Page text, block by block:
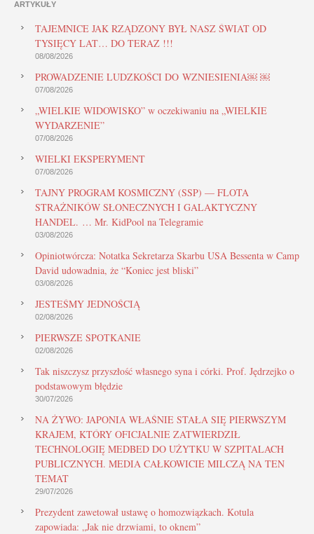
ARTYKUŁY
TAJEMNICE JAK RZĄDZONY BYŁ NASZ ŚWIAT OD
TYSIĘCY LAT… DO TERAZ !!!
08/08/2026
PROWADZENIE LUDZKOŚCI DO WZNIESIENIA￼ ￼
07/08/2026
„WIELKIE WIDOWISKO” w oczekiwaniu na „WIELKIE
WYDARZENIE”
07/08/2026
WIELKI EKSPERYMENT
07/08/2026
TAJNY PROGRAM KOSMICZNY (SSP) — FLOTA
STRAŻNIKÓW SŁONECZNYCH I GALAKTYCZNY
HANDEL. … Mr. KidPool na Telegramie
03/08/2026
Opiniotwórcza: Notatka Sekretarza Skarbu USA Bessenta w Camp
David udowadnia, że “Koniec jest bliski”
03/08/2026
JESTEŚMY JEDNOŚCIĄ
02/08/2026
PIERWSZE SPOTKANIE
02/08/2026
Tak niszczysz przyszłość własnego syna i córki. Prof. Jędrzejko o
podstawowym błędzie
30/07/2026
NA ŻYWO: JAPONIA WŁAŚNIE STAŁA SIĘ PIERWSZYM
KRAJEM, KTÓRY OFICJALNIE ZATWIERDZIŁ
TECHNOLOGIĘ MEDBED DO UŻYTKU W SZPITALACH
PUBLICZNYCH. MEDIA CAŁKOWICIE MILCZĄ NA TEN
TEMAT
29/07/2026
Prezydent zawetował ustawę o homozwiązkach. Kotula
zapowiada: „Jak nie drzwiami, to oknem”